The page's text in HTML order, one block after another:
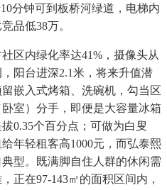
分钟可到板桥河绿道，电梯内
品低38万。
内绿化率达41%，摄像头从
阳台进深2.1米，将来升值潜
嵌入式烤箱、洗碗机，勾当区
室）分手，即便是大容量冰箱
0.35个百分点；可做为白叟
年轻租客高1000元，而弘泰熙
型。既满脚自住人群的休闲需
正在97-143㎡的面积区间内，